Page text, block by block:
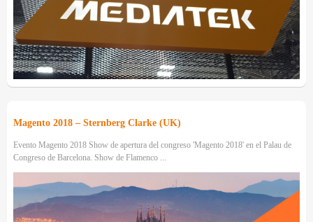
Magento 2018 – Sternberg Clarke (UK)
Evento Magento 2018 Show de apertura del congreso 'Magento 2018' en el Palau de
Congreso de Barcelona. Show de Flamenco ...